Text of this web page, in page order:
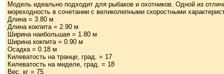
Модель идеально подходит для рыбаков и охотников. Одной из
мореходность в сочетании с великолепными скоростными
Длина = 3.80 м
Длина кокпита = 2.90 м
Ширина наибольшая = 1.80 м
Ширина кокпита = 0.90 м
Осадка = 0.18 м
Килеватость на транце, град. = 17
Килеватость на миделе, град. = 18
Вес, кг = 75